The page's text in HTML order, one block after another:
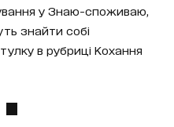
у Знаю-споживаю,
знайти собі
в рубриці Кохання